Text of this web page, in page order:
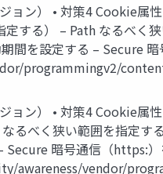
ョン） • 対策4 Cookie
する） – Path なるべ
間を設定する – Secure
programmingv2/
ョン） • 対策4 Cookie
るべく狭い範囲を指定
Secure 暗号通信（
awareness/vendor/